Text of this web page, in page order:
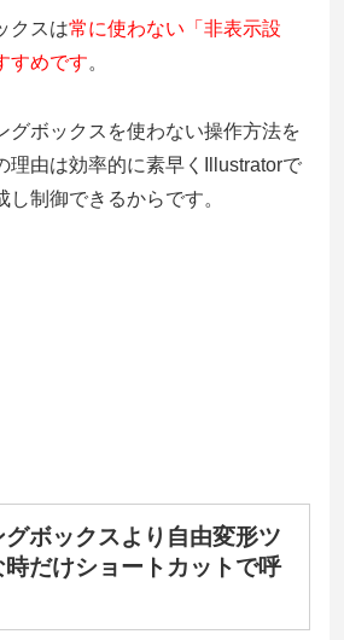
クスは常に使わない「非表示設
すめです。
グボックスを使わない操作方法を
理由は効率的に素早くIllustratorで
制御できるからです。
ボックスより自由変形ツ
だけショートカットで呼